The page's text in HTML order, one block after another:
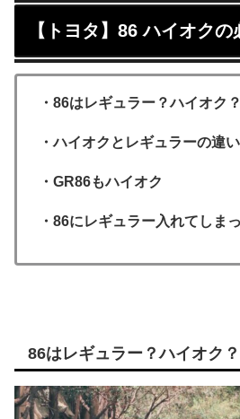
【トヨタ】86 ハイオクの
・86はレギュラー？ハイオク？
・ハイオクとレギュラーの違い
・GR86もハイオク
・86にレギュラー入れてしま
86はレギュラー？ハイオク？